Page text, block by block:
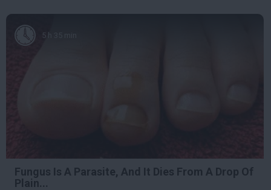
5 h 35 min
Fungus Is A Parasite, And It Dies From A Drop Of
Plain...